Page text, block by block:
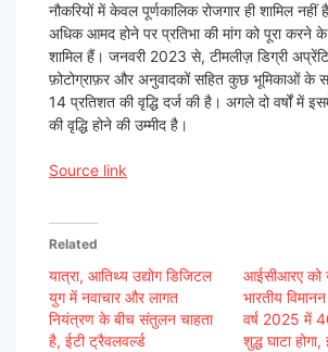
नौकरियों में केवल पूर्णकालिक रोजगार ही शामिल नहीं
अधिक आमद होने पर प्रतिभा की मांग को पूरा करने के
शामिल हैं। जनवरी 2023 से, टीमलीज़ डिग्री
फ़ोटोग्राफ़र और अनुवादकों सहित कुछ भूमिकाओं के
14 प्रतिशत की वृद्धि दर्ज की है। अगले दो वर्षों में
की वृद्धि होने की उम्मीद है।
Source link
Related
यात्रा, आतिथ्य उद्योग डिजिटल
युग में नवाचार और लागत
नियंत्रण के बीच संतुलन चाहता
है, ईटी ट्रैवलवर्ल्ड
आईसीआरए को
भारतीय विमानन
वर्ष 2025 में
शुद्ध घाटा